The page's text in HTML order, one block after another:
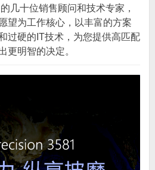
几十位销售顾问和技术专家，
望为工作核心，以丰富的方案
过硬的IT技术，为您提供高匹配
更明智的决定。